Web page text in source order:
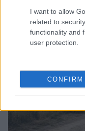
I want to allow
related to
functionality and
user protection.
CONFIRM